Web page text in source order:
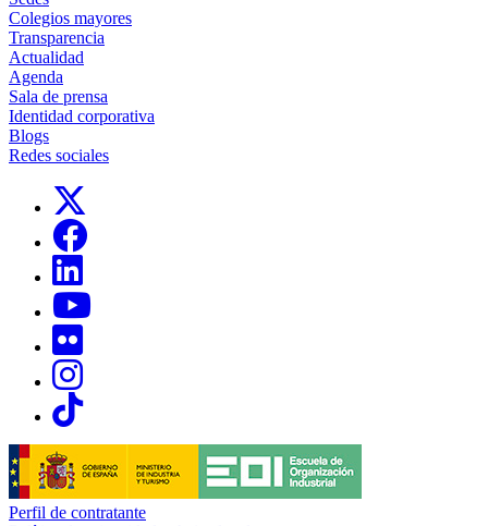
Colegios mayores
Transparencia
Actualidad
Agenda
Sala de prensa
Identidad corporativa
Blogs
Redes sociales
Links, Opens in this window
Links, Opens in this window
Links, Opens in this window
Links, Opens in this window
Links, Opens in this window
Perfil de contratante